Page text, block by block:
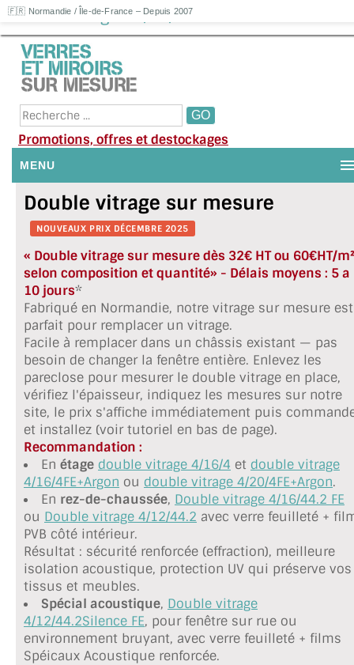
🇫🇷 Normandie / Île-de-France – Depuis 2007
Double vitrage 10/14/4FE : 181.25€HT
Promotions, offres et destockages
MENU
NOUS CONTACTER
MON COMPTE / SE CONNECTER
DEMANDE DE DEVIS
SUIVI DE DEVIS
SUIVI DE COMMANDE
TOUS LES TARIFS AU M2
GUIDE : CHOIX PAR UTILISATION
INSPIRATIONS ET NOUVEAUTÉS
AMBIANCE LAITON BROSSÉ
MIROIRS VIEILLIS AMBIANCE BRASSERIE
MIROIR SUR MESURE
MIROIR VIEILLI
MIROIR DÉCORATIF DE COULEUR
LOTS DE MIROIRS EN MOZAÏQUE
Double vitrage sur mesure
NOUVEAUX PRIX DÉCEMBRE 2025
« Double vitrage sur mesure dès 32€ HT ou 60€HT/m²
selon composition et quantité» - Délais moyens : 5 a
10 jours*
Fabriqué en Normandie, notre vitrage sur mesure est
parfait pour remplacer un vitrage.
Facile à remplacer dans un châssis existant — pas
besoin de changer la fenêtre entière. Enlevez les
pareclose pour mesurer le double vitrage en place,
vérifiez l'épaisseur, indiquez les mesures sur notre
site, le prix s'affiche immédiatement puis
et installez (voir tutoriel en bas de page).
Recommandation :
En étage double vitrage 4/16/4 et double vitrage
4/16/4FE+Argon ou double vitrage 4/20/4FE+Argon.
En rez-de-chaussée, Double vitrage 4/16/44.2 FE
ou Double vitrage 4/12/44.2 avec verre feuilleté +
PVB côté intérieur.
Résultat : sécurité renforcée (effraction), meilleure
isolation acoustique, protection UV qui préserve vos
tissus et meubles.
Spécial acoustique, Double vitrage
4/12/44.2Silence FE, pour fenêtre sur rue ou
environnement bruyant, avec verre feuilleté + films
Spéicaux Acoustique renforcée.